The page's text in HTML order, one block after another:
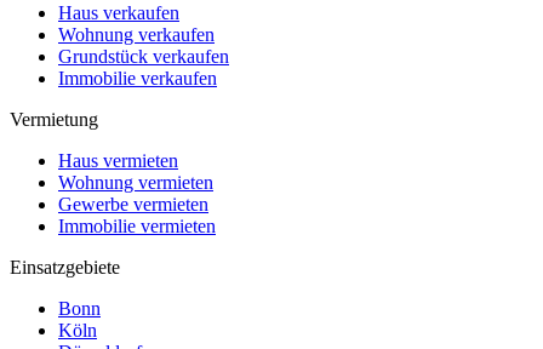
Haus verkaufen
Wohnung verkaufen
Grundstück verkaufen
Immobilie verkaufen
Vermietung
Haus vermieten
Wohnung vermieten
Gewerbe vermieten
Immobilie vermieten
Einsatzgebiete
Bonn
Köln